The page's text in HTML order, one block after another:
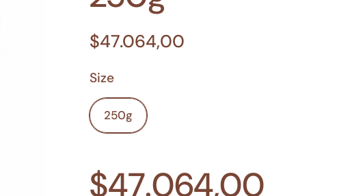
$47.064,00
Size
250g
$47.064,00